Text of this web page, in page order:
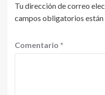
Tu dirección de correo
campos obligatorios están
Comentario *